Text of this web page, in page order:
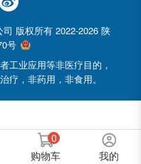
版权所有 2022-2026 陕
号
工业应用等非医疗目的，
疗，非药用，非食用。
0
购物车
我的